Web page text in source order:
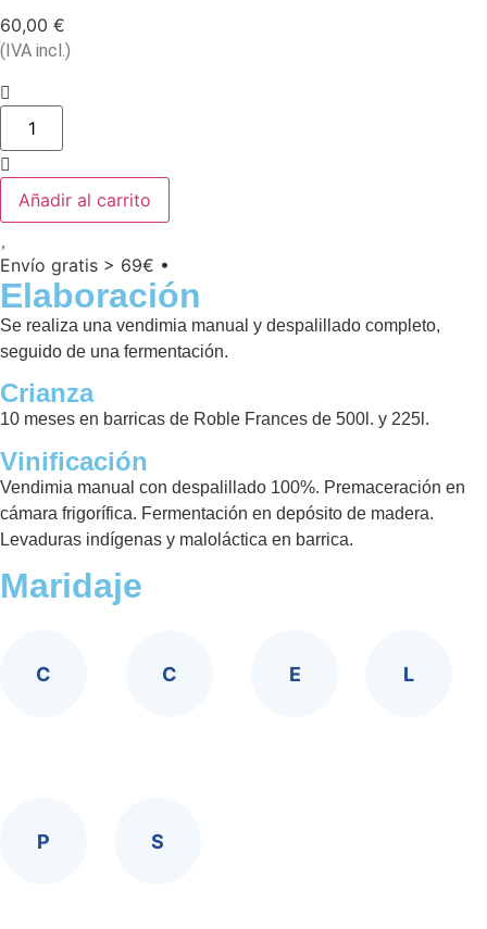
60,00 €
(IVA incl.)
Añadir al carrito
Envío gratis > 69€ •
Elaboración
Se realiza una vendimia manual y despalillado completo,
seguido de una fermentación.
Crianza
10 meses en barricas de Roble Frances de 500l. y 225l.
Vinificación
Vendimia manual con despalillado 100%. Premaceración en
cámara frigorífica. Fermentación en depósito de madera.
Levaduras indígenas y maloláctica en barrica.
Maridaje
C C E L
P S